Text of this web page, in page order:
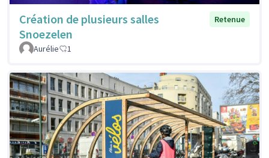
Création de plusieurs salles
Snoezelen
Retenue
Aurélie 1